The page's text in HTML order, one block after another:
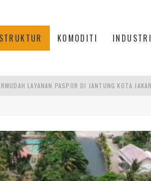
KOMODITI
LAYANAN PASPOR DI JANTUNG KOTA
LEGENDARIS DI PASAR BARU JAKARTA
MASA DEPAN INDONESIA